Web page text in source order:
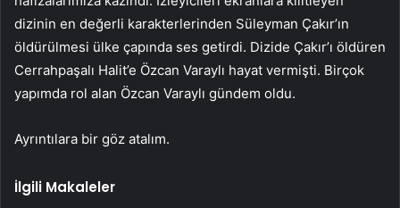
dizinin en değerli karakterlerinden Süleyman Çakır’ın
öldürülmesi ülke çapında ses getirdi. Dizide Çakır’ı öldüren
Cerrahpaşalı Halit’e Özcan Varaylı hayat vermişti. Birçok
yapımda rol alan Özcan Varaylı gündem oldu.
Ayrıntılara bir göz atalım.
İlgili Makaleler